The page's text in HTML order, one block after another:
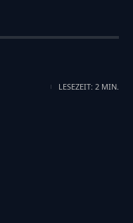
LESEZEIT: 2 MIN.